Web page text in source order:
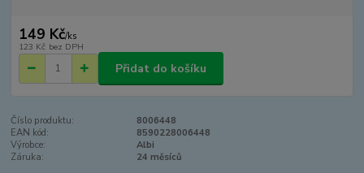
149 Kč/ks
123 Kč bez DPH
Přidat do košíku
Číslo produktu:
8006448
EAN kód:
8590228006448
Výrobce:
Albi
Záruka:
24 měsíců